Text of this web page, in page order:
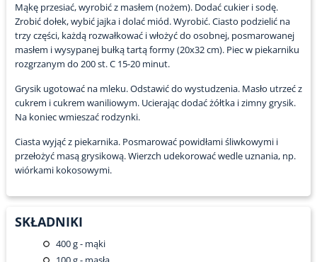
Mąkę przesiać, wyrobić z masłem (nożem). Dodać cukier i sodę.
Zrobić dołek, wybić jajka i dolać miód. Wyrobić. Ciasto podzielić na
trzy części, każdą rozwałkować i włożyć do osobnej, posmarowanej
masłem i wysypanej bułką tartą formy (20x32 cm). Piec w piekarniku
rozgrzanym do 200 st. C 15-20 minut.
Grysik ugotować na mleku. Odstawić do wystudzenia. Masło utrzeć z
cukrem i cukrem waniliowym. Ucierając dodać żółtka i zimny grysik.
Na koniec wmieszać rodzynki.
Ciasta wyjąć z piekarnika. Posmarować powidłami śliwkowymi i
przełożyć masą grysikową. Wierzch udekorować wedle uznania, np.
wiórkami kokosowymi.
SKŁADNIKI
400g - mąki